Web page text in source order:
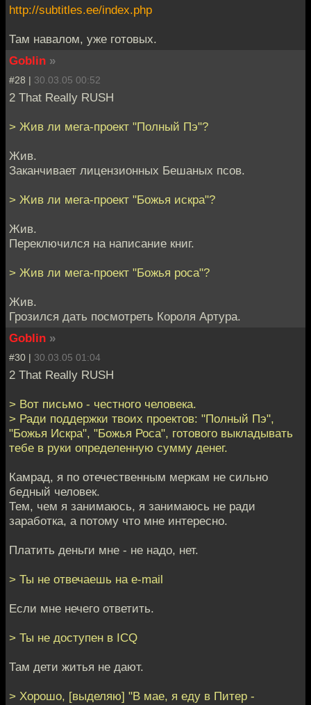
http://subtitles.ee/index.php
Там навалом, уже готовых.
Goblin »
#28 | 30.03.05 00:52
2 That Really RUSH
> Жив ли мега-проект "Полный Пэ"?
Жив.
Заканчивает лицензионных Бешаных псов.
> Жив ли мега-проект "Божья искра"?
Жив.
Переключился на написание книг.
> Жив ли мега-проект "Божья роса"?
Жив.
Грозился дать посмотреть Короля Артура.
Goblin »
#30 | 30.03.05 01:04
2 That Really RUSH
> Вот письмо - честного человека.
> Ради поддержки твоих проектов: "Полный Пэ",
"Божья Искра", "Божья Роса", готового выкладывать
тебе в руки определенную сумму денег.
Камрад, я по отечественным меркам не сильно
бедный человек.
Тем, чем я занимаюсь, я занимаюсь не ради
заработка, а потому что мне интересно.
Платить деньги мне - не надо, нет.
> Ты не отвечаешь на e-mail
Если мне нечего ответить.
> Ты не доступен в ICQ
Там дети житья не дают.
> Хорошо, [выделяю] "В мае, я еду в Питер -